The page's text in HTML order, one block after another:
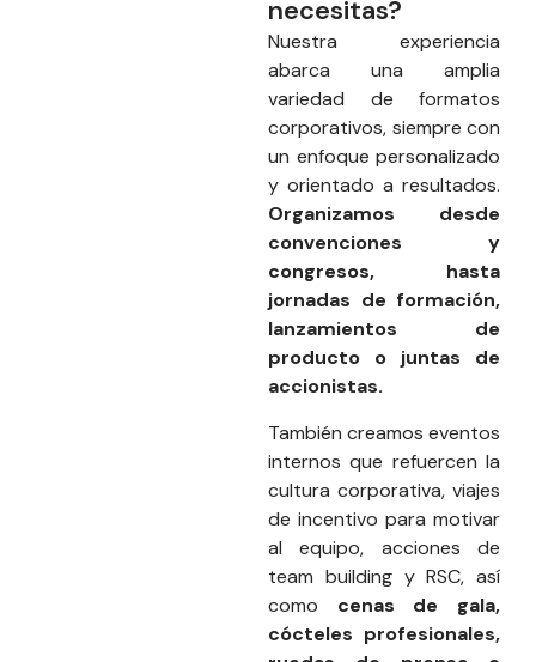
necesitas?
Nuestra experiencia
abarca una amplia
variedad de formatos
corporativos, siempre con
un enfoque personalizado
y orientado a resultados.
Organizamos desde
convenciones y
congresos, hasta
jornadas de formación,
lanzamientos de
producto o juntas de
accionistas.
También creamos eventos
internos que refuercen la
cultura corporativa, viajes
de incentivo para motivar
al equipo, acciones de
team building y RSC, así
como cenas de gala,
cócteles profesionales,